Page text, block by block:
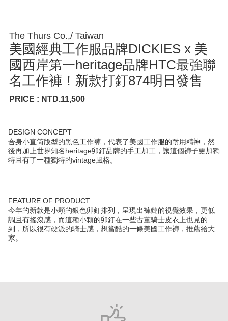
The Thurs Co.,/ Taiwan
美國經典工作服品牌DICKIES x 美
國西岸第一heritage品牌HTC最強聯
名工作褲！新款打釘874明日發售
PRICE : NTD.11,500
DESIGN CONCEPT
合身小直筒版型的黑色工作褲，代表了美國工作服的耐用精神，然
後再加上世界知名heritage卯釘品牌的手工加工，讓這個褲子更加獨
特且有了一種獨特的vintage風格。
FEATURE OF PRODUCT
今年的新款是小顆的銀色卯釘排列，呈現出褲鏈的視覺效果，更低
調且有搖滾感，而這種小顆的卯釘在一些古董騎士皮衣上也見的
到，所以很有硬派的騎士感，想當酷的一條美國工作褲，推薦給大
家。